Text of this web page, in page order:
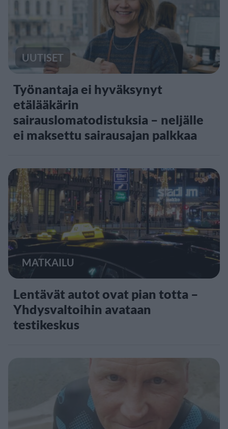
UUTISET
Työnantaja ei hyväksynyt
etälääkärin
sairauslomatodistuksia – neljälle
ei maksettu sairausajan palkkaa
MATKAILU
Lentävät autot ovat pian totta –
Yhdysvaltoihin avataan
testikeskus